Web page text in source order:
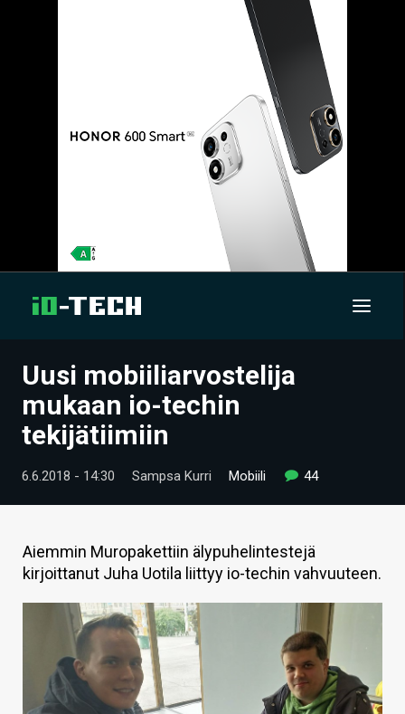
UUTISET
ARTIKKELIT
VIDEOT
TECHBBS
TIETOA
HINTA.FI
VAIHDA TEEMA
Uusi mobiiliarvostelija
mukaan io-techin
tekijätiimiin
6.6.2018 - 14:30 Sampsa Kurri Mobiili 44
Aiemmin Muropakettiin älypuhelintestejä
kirjoittanut Juha Uotila liittyy io-techin vahvuuteen.